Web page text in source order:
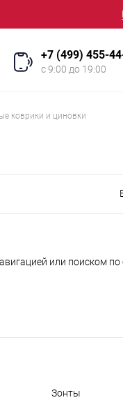
+7 (499) 455-
с 9:00 до 19:00
коврики и циновки
или поиском по
Зонты